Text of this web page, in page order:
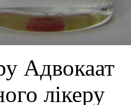
Адвокаат
лікеру